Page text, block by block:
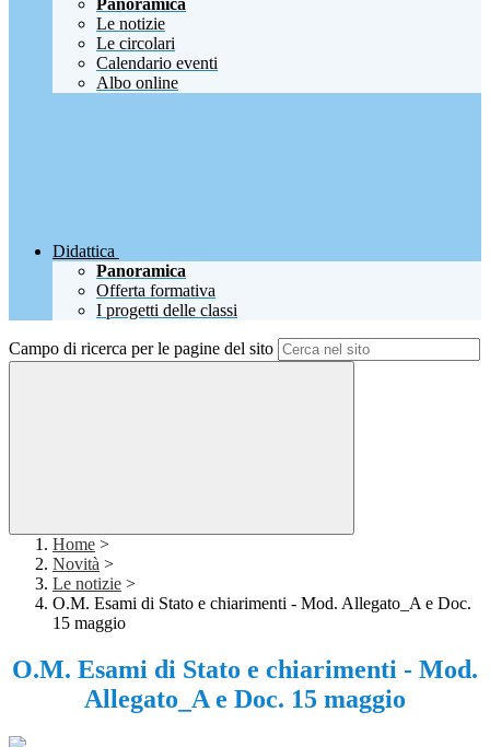
Panoramica
Le notizie
Le circolari
Calendario eventi
Albo online
Didattica
Panoramica
Offerta formativa
I progetti delle classi
Campo di ricerca per le pagine del sito
Home >
Novità >
Le notizie >
O.M. Esami di Stato e chiarimenti - Mod. Allegato_A e Doc.
15 maggio
O.M. Esami di Stato e chiarimenti - Mod.
Allegato_A e Doc. 15 maggio